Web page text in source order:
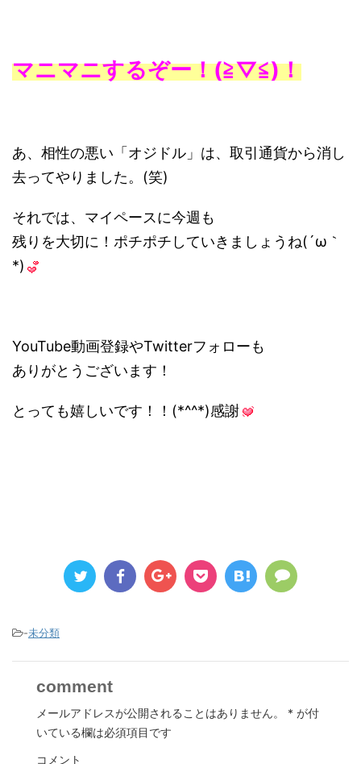
マニマニするぞー！(≧▽≦)！
あ、相性の悪い「オジドル」は、取引通貨から消し
去ってやりました。(笑)
それでは、マイペースに今週も
残りを大切に！ポチポチしていきましょうね(´ω｀
*)
YouTube動画登録やTwitterフォローも
ありがとうございます！
とっても嬉しいです！！(*^^*)感謝
-未分類
comment
メールアドレスが公開されることはありません。 * が付
いている欄は必須項目です
コメント